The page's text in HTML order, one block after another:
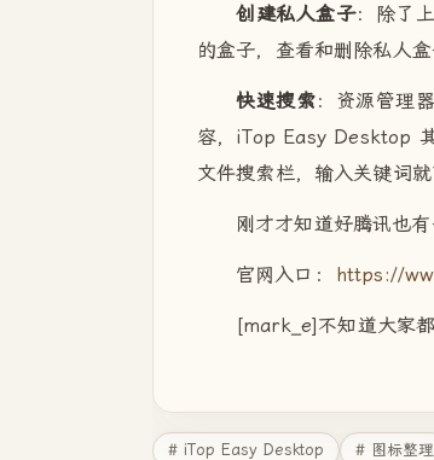
创建私人盒子：除了
的盒子，查看和删除私人
快速搜索：资源管理
容，iTop Easy Desktop
文件搜索栏，输入关键词
刚才才知道好腾讯也
官网入口： https://
[mark_e]不知道大家
# iTop Easy Desktop # 图标整理